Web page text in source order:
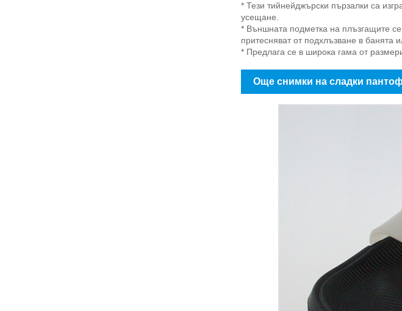
* Тези тийнейджърски пързалки са
усещане.
* Външната подметка на плъзгащите
притесняват от подхлъзване в банята
* Предлага се в широка гама от
Още снимки на сладки